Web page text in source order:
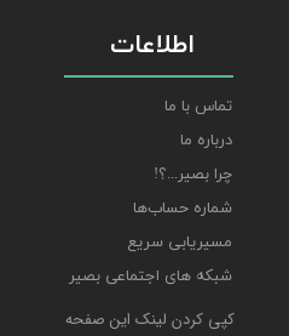
اطلاعات
تماس با ما
درباره ما
چرا بصیر...؟!
شماره حساب‌ها
مسیریابی سریع
شبکه های اجتماعی بصیر
کپی کردن لینک این صفحه